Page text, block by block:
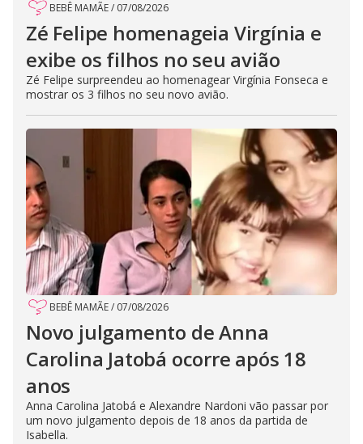
BEBÊ MAMÃE/ 07/08/2026
Zé Felipe homenageia Virgínia e
exibe os filhos no seu avião
Zé Felipe surpreendeu ao homenagear Virgínia Fonseca e
mostrar os 3 filhos no seu novo avião.
BEBÊ MAMÃE/ 07/08/2026
Novo julgamento de Anna
Carolina Jatobá ocorre após 18
anos
Anna Carolina Jatobá e Alexandre Nardoni vão passar por
um novo julgamento depois de 18 anos da partida de
Isabella.